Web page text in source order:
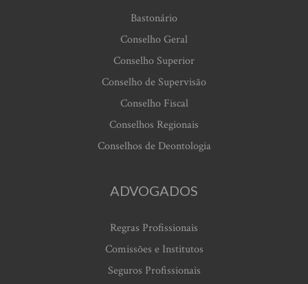
Bastonário
Conselho Geral
Conselho Superior
Conselho de Supervisão
Conselho Fiscal
Conselhos Regionais
Conselhos de Deontologia
ADVOGADOS
Regras Profissionais
Comissões e Institutos
Seguros Profissionais